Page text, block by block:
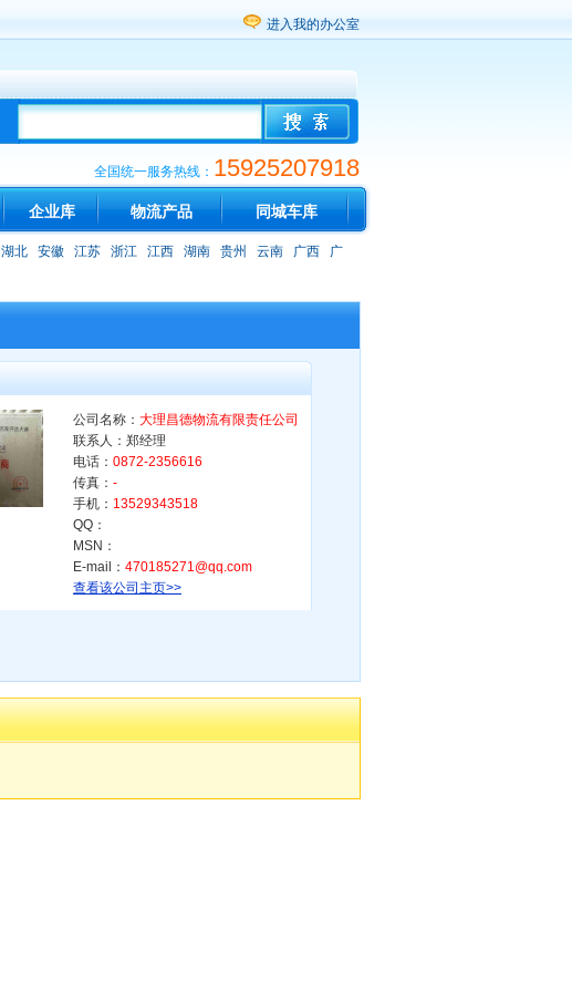
进入我的办公室
全国统一服务热线： 15925207918
企业库 物流产品 同城车库
湖北 安徽 江苏 浙江 江西 湖南 贵州 云南 广西
广
公司名称： 大理昌德物流有限责任公司
联系人：郑经理
电话： 0872-2356616
传真： -
手机： 13529343518
QQ：
MSN：
E-mail： 470185271@qq.com
查看该公司主页>>